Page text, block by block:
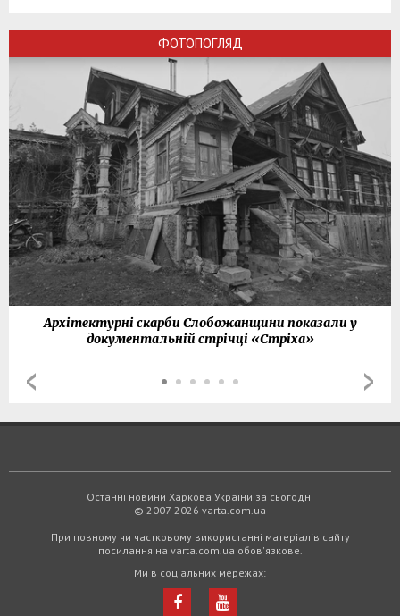
ФОТОПОГЛЯД
Архітектурні скарби Слобожанщини показали у
документальній стрічці «Стріха»
Останні новини Харкова України за сьогодні
© 2007-2026 varta.com.ua
При повному чи частковому використанні матеріалів сайту
посилання на varta.com.ua обов'язкове.
Ми в соціальних мережах: